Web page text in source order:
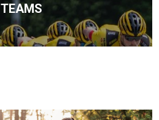
TEAMS